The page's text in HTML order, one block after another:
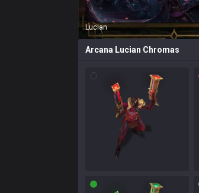
Lucian
Arcana Lucian Chromas